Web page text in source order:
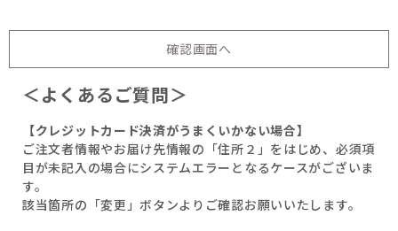
＜よくあるご質問＞
【クレジットカード決済がうまくいかない場合】
ご注文者情報やお届け先情報の「住所２」をはじめ、必須項
目が未記入の場合にシステムエラーとなるケースがございま
す。
該当箇所の「変更」ボタンよりご確認お願いいたします。